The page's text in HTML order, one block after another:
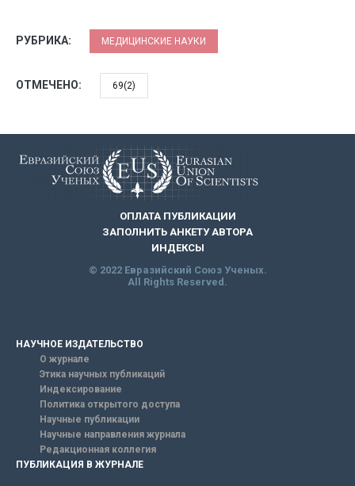
РУБРИКА: МЕДИЦИНСКИЕ НАУКИ
ОТМЕЧЕНО: 69(2)
ОПЛАТА ПУБЛИКАЦИИ
ЗАПОЛНИТЬ АНКЕТУ АВТОРА
ИНДЕКСЫ
© 2022 Евразийский Союз Ученых.
All Rights Reserved.
НАУЧНОЕ ИЗДАТЕЛЬСТВО
О журнале
Этика научных публикаций
Индексирование
Политика открытого доступа
Научные публикации
Научные направления журнала
Редакционная коллегия
ПУБЛИКАЦИЯ В ЖУРНАЛЕ